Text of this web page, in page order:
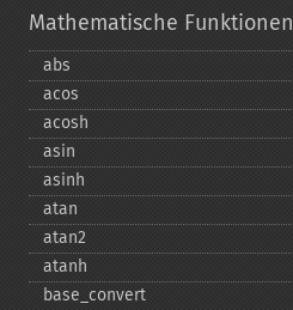
Mathematische Funktionen
abs
acos
acosh
asin
asinh
atan
atan2
atanh
base_​convert